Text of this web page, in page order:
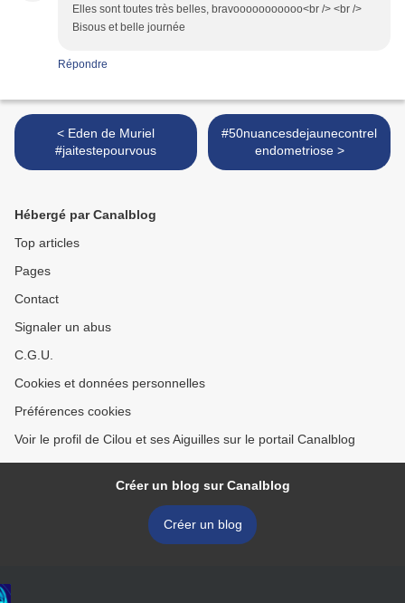
Elles sont toutes très belles, bravooooooooooo<br /> <br />
Bisous et belle journée
Répondre
< Eden de Muriel
#jaitestepourvous
#50nuancesdejaunecontrel
endometriose >
Hébergé par Canalblog
Top articles
Pages
Contact
Signaler un abus
C.G.U.
Cookies et données personnelles
Préférences cookies
Voir le profil de Cilou et ses Aiguilles sur le portail Canalblog
Créer un blog sur Canalblog
Créer un blog